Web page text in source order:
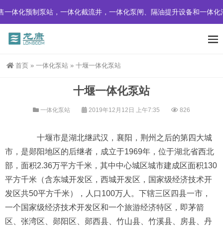
泵站，一体化截流井，一体化泵闸、隔油提升设备和一体化污水处理
首页 » 一体化泵站 » 十堰一体化泵站
十堰一体化泵站
一体化泵站 2019年12月12日 上午7:35 826
十堰市是湖北继武汉，襄阳，荆州之后的第四大城
市，是郧阳地区的后继者，成立于1969年，位于湖北省西北
部，面积2.36万平方千米，其中中心城区城市建成区面积130
平方千米（含东城开发区，西城开发区，国家级经济技术开
发区共50平方千米），人口100万人。下辖三区四县一市，
一个国家级经济技术开发区和一个旅游经济特区，即茅箭
区、张湾区、郧阳区、郧西县、竹山县、竹溪县、房县、丹